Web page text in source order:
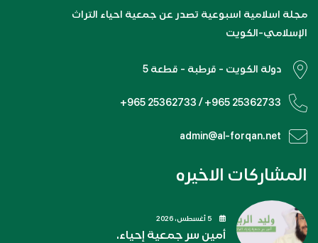
مجلة اسلامية اسبوعية تصدر عن جمعية احياء التراث
الإسلامي-الكويت
دولة الكويت - قرطبة - قطعة 5
+965 25362733 / +965 25362733
admin@al-forqan.net
المشاركات الاخيره
أمين سر جمعية إحياء.